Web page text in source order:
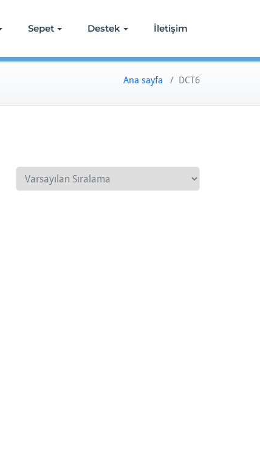
Sepet Destek İletişim
Ana sayfa / DCT6